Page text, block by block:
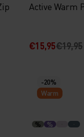
Active Warm
€15,95€19,95
-20%
Warm
% %